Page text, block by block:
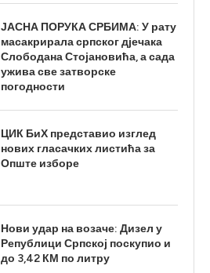
ЈАСНА ПОРУКА СРБИМА: У рату
масакрирала српског дјечака
Слободана Стојановића, а сада
ужива све затворске
погодности
ЦИК БиХ представио изглед
нових гласачких листића за
Опште изборе
Нови удар на возаче: Дизел у
Републици Српској поскупио и
до 3,42 КМ по литру